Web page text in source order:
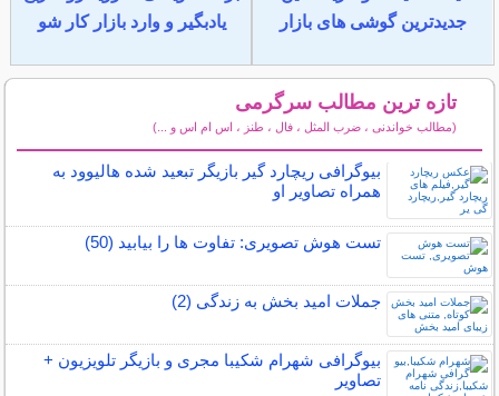
جدیدترین گوشی های بازار
یادبگیر و وارد بازار کار شو
تازه ترین مطالب سرگرمی
(مطالب خواندنی ، ضرب المثل ، فال ، طنز ، اس ام اس و ...)
بیوگرافی ریچارد گیر بازیگر تبعید شده هالیوود به
همراه تصاویر او
تست هوش تصویری: تفاوت ها را بیابید (50)
جملات امید بخش به زندگی (2)
بیوگرافی شهرام شکیبا مجری و بازیگر تلویزیون +
تصاویر